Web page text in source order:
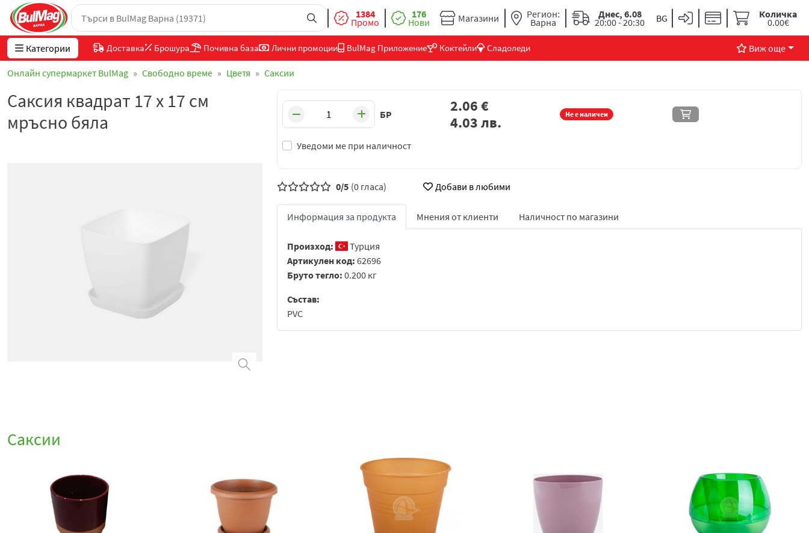
1384
Промо
176
Нови Магазини Регион:
Варна
Днес, 6.08
20:00 - 20:30
Количка
0.00€
Категории Доставка Брошура Почивна база Лични промоции BulMag Приложение Коктейли Сладоледи Виж още
Онлайн супермаркет BulMag Свободно време Цветя Саксии
Саксия квадрат 17 х 17 см
мръсно бяла
БР Не е наличен
Уведоми ме при наличност
2.06€
4.03лв.
0/5 (0 гласа) Добави в любими
Информация за продукта Мнения от клиенти Наличност по магазини
Произход:
Турция
Артикулен код: 62696
Бруто тегло: 0.200 кг
Състав:
PVC
Саксии